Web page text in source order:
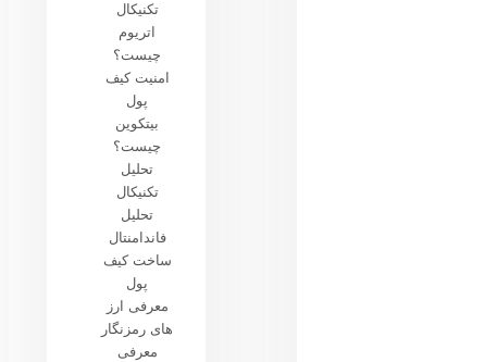
تکنیکال
اتریوم
چیست؟
امنیت کیف
پول
بیتکوین
چیست؟
تحلیل
تکنیکال
تحلیل
فاندامنتال
ساخت کیف
پول
معرفی ارز
های رمزنگار
معرفی